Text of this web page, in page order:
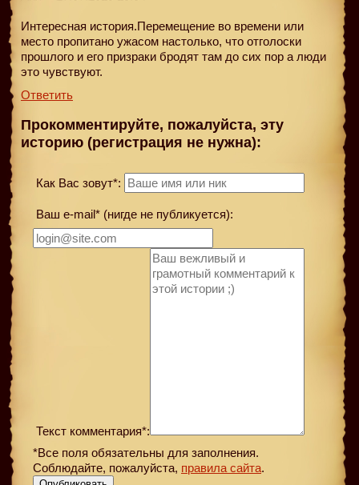
Интересная история.Перемещение во времени или
место пропитано ужасом настолько, что отголоски
прошлого и его призраки бродят там до сих пор а люди
это чувствуют.
Ответить
Прокомментируйте, пожалуйста, эту
историю (регистрация не нужна):
Как Вас зовут*:
Ваш e-mail* (нигде не публикуется):
Текст комментария*:
*Все поля обязательны для заполнения.
Соблюдайте, пожалуйста, правила сайта.